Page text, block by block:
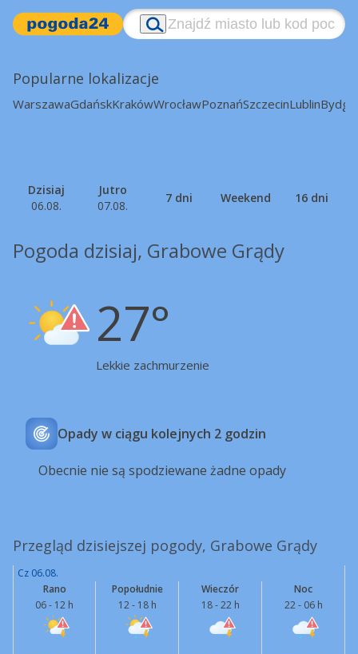
Popularne lokalizacje
WarszawaGdańskKrakówWrocławPoznańSzczecinLublin
Dzisiaj
06.08.
Jutro
07.08.
7 dni Weekend 16 dni
Pogoda dzisiaj, Grabowe Grądy
27°
Lekkie zachmurzenie
Opady w ciągu kolejnych 2 godzin
Obecnie nie są spodziewane żadne opady
Przegląd dzisiejszej pogody, Grabowe Grądy
Cz 06.08.
Rano
06 - 12 h
Popołudnie
12 - 18 h
Wieczór
18 - 22 h
Noc
22 - 06 h